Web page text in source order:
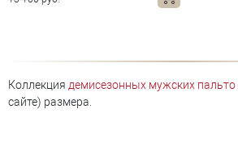
Коллекция демисезонных мужских пальто
сайте) размера.